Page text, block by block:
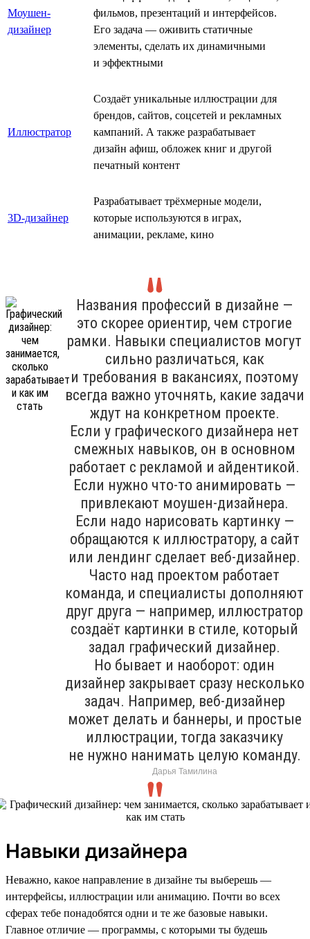
Моушен-
дизайнер
фильмов, презентаций и интерфейсов.
Его задача — оживить статичные
элементы, сделать их динамичными
и эффектными
Иллюстратор
Создаёт уникальные иллюстрации для
брендов, сайтов, соцсетей и рекламных
кампаний. А также разрабатывает
дизайн афиш, обложек книг и другой
печатный контент
3D-дизайнер
Разрабатывает трёхмерные модели,
которые используются в играх,
анимации, рекламе, кино
Названия профессий в дизайне —
это скорее ориентир, чем строгие
рамки. Навыки специалистов могут
сильно различаться, как
и требования в вакансиях, поэтому
всегда важно уточнять, какие задачи
ждут на конкретном проекте.
Если у графического дизайнера нет
смежных навыков, он в основном
работает с рекламой и айдентикой.
Если нужно что-то анимировать —
привлекают моушен-дизайнера.
Если надо нарисовать картинку —
обращаются к иллюстратору, а сайт
или лендинг сделает веб-дизайнер.
Часто над проектом работает
команда, и специалисты дополняют
друг друга — например, иллюстратор
создаёт картинки в стиле, который
задал графический дизайнер.
Но бывает и наоборот: один
дизайнер закрывает сразу несколько
задач. Например, веб-дизайнер
может делать и баннеры, и простые
иллюстрации, тогда заказчику
не нужно нанимать целую команду.
Дарья Тамилина
Навыки дизайнера
Неважно, какое направление в дизайне ты выберешь —
интерфейсы, иллюстрации или анимацию. Почти во всех
сферах тебе понадобятся одни и те же базовые навыки.
Главное отличие — программы, с которыми ты будешь